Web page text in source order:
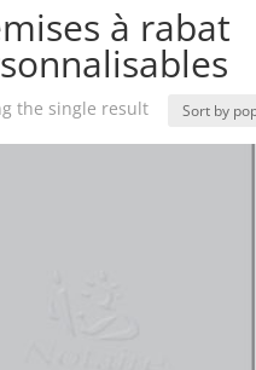
à rabat
the single result